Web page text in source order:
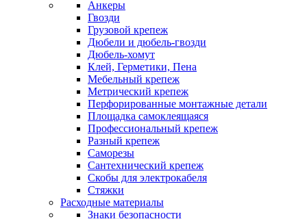
Анкеры
Гвозди
Грузовой крепеж
Дюбели и дюбель-гвозди
Дюбель-хомут
Клей, Герметики, Пена
Мебельный крепеж
Метрический крепеж
Перфорированные монтажные детали
Площадка самоклеящаяся
Профессиональный крепеж
Разный крепеж
Саморезы
Сантехнический крепеж
Скобы для электрокабеля
Стяжки
Расходные материалы
Знаки безопасности